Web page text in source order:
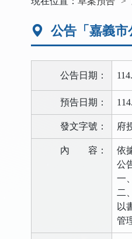
公告「嘉義市
公告日期：
預告日期：
發文字號： 府
內容：
依
公
一
二
以
管